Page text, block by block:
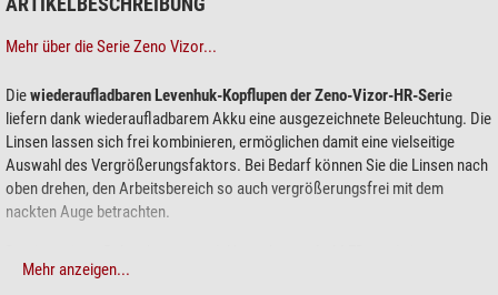
Mehr über die Serie Zeno Vizor...
Diewiederaufladbaren Levenhuk-Kopflupen der Zeno-Vizor-HR-Serie
liefern dank wiederaufladbarem Akku eine ausgezeichnete Beleuchtung. Die
Linsen lassen sich frei kombinieren, ermöglichen damit eine vielseitige
Auswahl des Vergrößerungsfaktors. Bei Bedarf können Sie die Linsen nach
oben drehen, den Arbeitsbereich so auch vergrößerungsfrei mit dem
nackten Auge betrachten.
Akkufach. Akku laden: Nehmen Sie das Beleuchtungsmodul aus dem
Mehr anzeigen...